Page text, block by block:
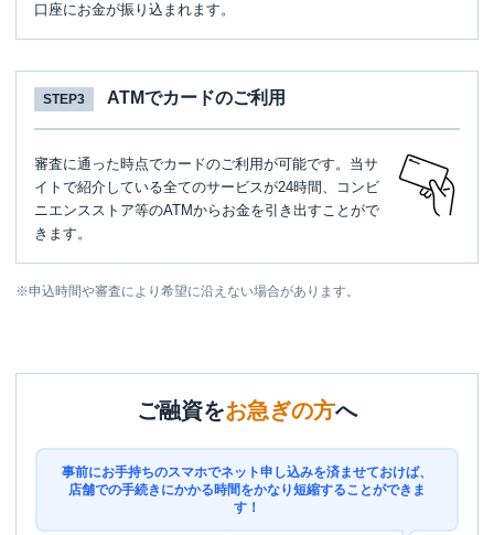
口座にお金が振り込まれます。
STEP3 ATMでカードのご利用
審査に通った時点でカードのご利用が可能です。当サ
イトで紹介している全てのサービスが24時間、コンビ
ニエンスストア等のATMからお金を引き出すことがで
きます。
※申込時間や審査により希望に沿えない場合があります。
ご融資をお急ぎの方へ
事前にお手持ちのスマホでネット申し込みを済ませておけば、
店舗での手続きにかかる時間をかなり短縮することができま
す！